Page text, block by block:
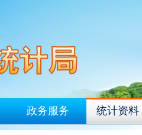
政务服务 统计资料